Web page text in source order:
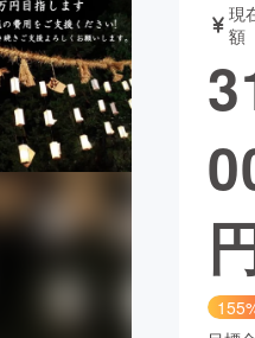
ロジー・ガジェット
映画
ス・起業
くり・地域活性化
for Social Good
CAMPFIRE
現
額